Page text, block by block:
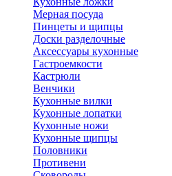
Мерная посуда
Пинцеты и щипцы
Доски разделочные
Аксессуары кухонные
Гастроемкости
Кастрюли
Венчики
Кухонные вилки
Кухонные лопатки
Кухонные ножи
Кухонные щипцы
Половники
Противени